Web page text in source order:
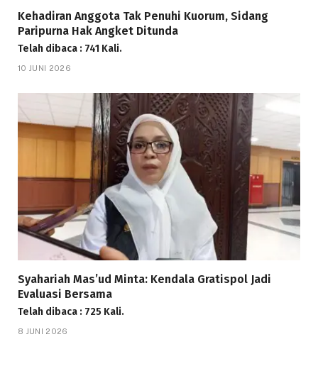
Kehadiran Anggota Tak Penuhi Kuorum, Sidang
Paripurna Hak Angket Ditunda
Telah dibaca : 741 Kali.
10 JUNI 2026
Syahariah Mas’ud Minta: Kendala Gratispol Jadi
Evaluasi Bersama
Telah dibaca : 725 Kali.
8 JUNI 2026